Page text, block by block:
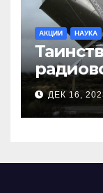
АКЦИИ НАУКА
ДЕК 16,